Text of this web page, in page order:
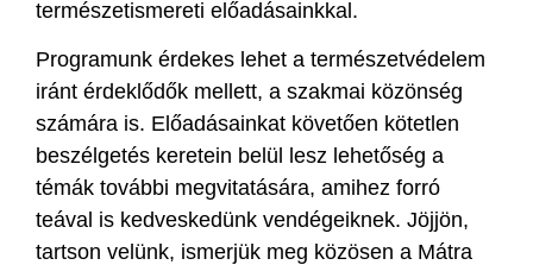
természetismereti előadásainkkal.
Programunk érdekes lehet a természetvédelem
iránt érdeklődők mellett, a szakmai közönség
számára is. Előadásainkat követően kötetlen
beszélgetés keretein belül lesz lehetőség a
témák további megvitatására, amihez forró
teával is kedveskedünk vendégeiknek. Jöjjön,
tartson velünk, ismerjük meg közösen a Mátra